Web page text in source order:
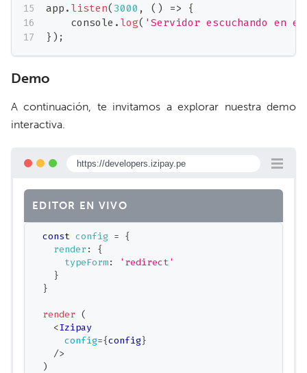
app . listen( 3000 , ( ) => {
console . log( 'Servidor escuchando en
} ) ;
Demo
A continuación, te invitamos a explorar nuestra demo
interactiva.
https://developers.izipay.pe
EDITOR EN VIVO
const config = {
    render
:
{
      typeForm
:
'redirect'
}
}
render (
<Izipay
config={config}
/>
)